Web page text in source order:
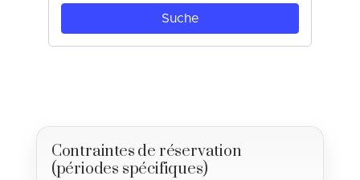
Contraintes de réservation
(périodes spécifiques)